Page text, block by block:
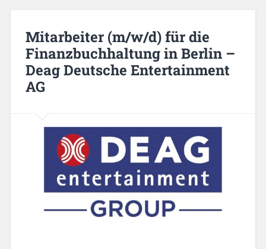
Mitarbeiter (m/w/d) für die
Finanzbuchhaltung in Berlin –
Deag Deutsche Entertainment
AG